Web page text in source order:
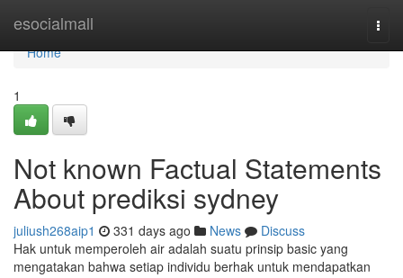
esocialmall
Home
Home
1
Not known Factual Statements
About prediksi sydney
juliush268aip1 331 days ago News
Discuss
Hak untuk memperoleh air adalah suatu prinsip basic yang
mengatakan bahwa setiap individu berhak untuk mendapatkan